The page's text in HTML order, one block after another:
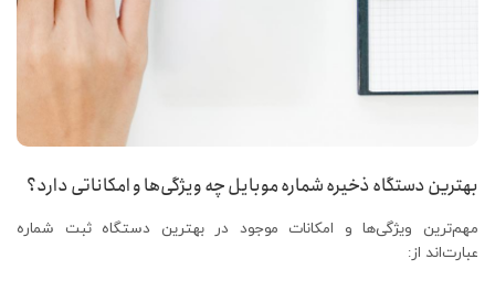
بهترین دستگاه ذخیره شماره موبایل چه ویژگی‌ها و امکاناتی دارد؟
مهم‌ترین ویژگی‌ها و امکانات موجود در بهترین دستگاه ثبت شماره
عبارت‌اند از: